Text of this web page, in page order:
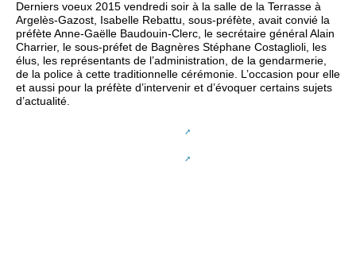
Derniers voeux 2015 vendredi soir à la salle de la Terrasse à
Argelès-Gazost, Isabelle Rebattu, sous-préfète, avait convié la
préfète Anne-Gaëlle Baudouin-Clerc, le secrétaire général Alain
Charrier, le sous-préfet de Bagnères Stéphane Costaglioli, les
élus, les représentants de l’administration, de la gendarmerie,
de la police à cette traditionnelle cérémonie. L’occasion pour elle
et aussi pour la préfète d’intervenir et d’évoquer certains sujets
d’actualité.